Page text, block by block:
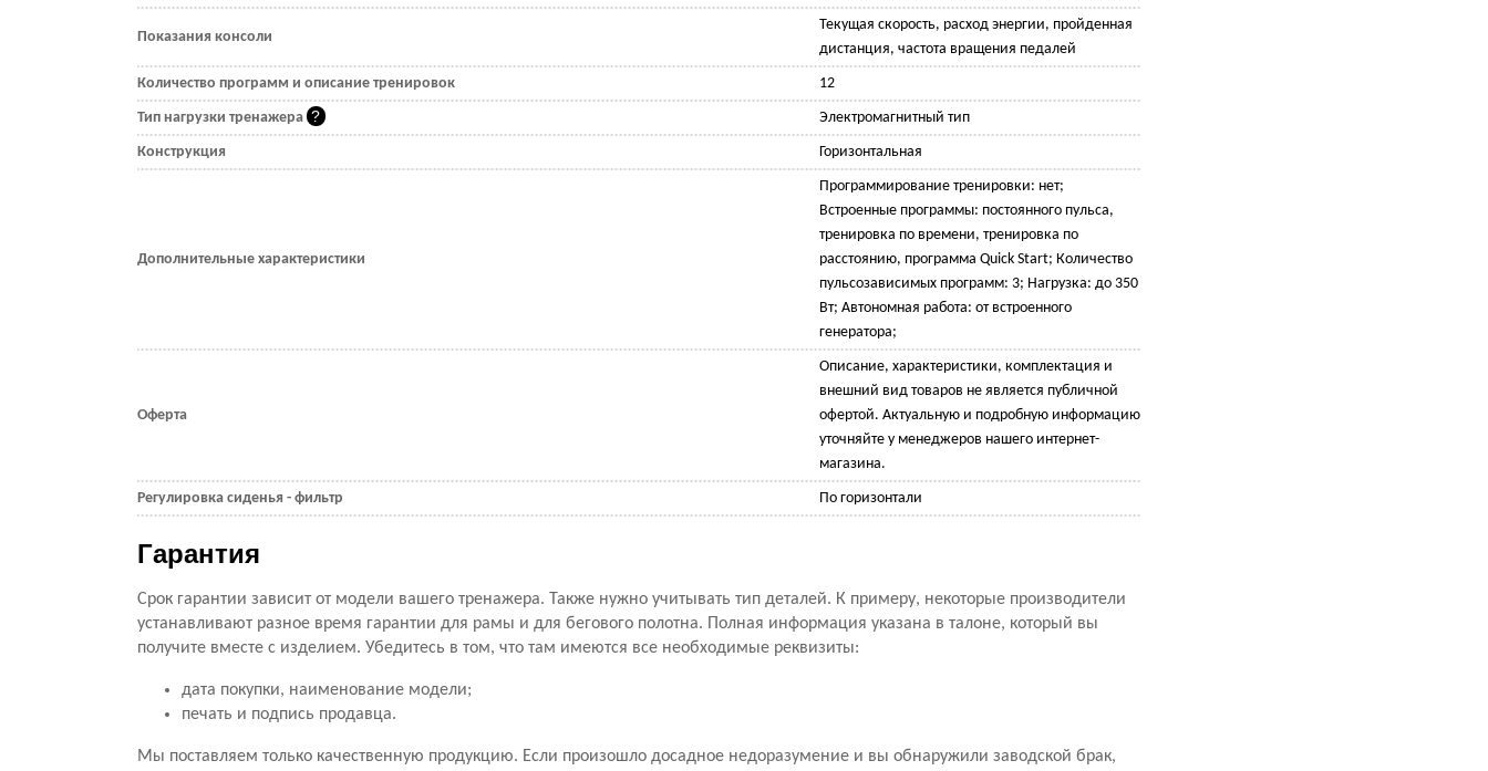
Показания консоли
Текущая скорость, расход энергии, пройденная
дистанция, частота вращения педалей
Количество программ и описание тренировок 12
Тип нагрузки тренажера Электромагнитный тип
Конструкция Горизонтальная
Дополнительные характеристики
Программирование тренировки: нет;
Встроенные программы: постоянного пульса,
тренировка по времени, тренировка по
расстоянию, программа Quick Start; Количество
пульсозависимых программ: 3; Нагрузка: до 350
Вт; Автономная работа: от встроенного
генератора;
Оферта
Описание, характеристики, комплектация и
внешний вид товаров не является публичной
офертой. Актуальную и подробную информацию
уточняйте у менеджеров нашего интернет-
магазина.
Регулировка сиденья - фильтр По горизонтали
Гарантия
Срок гарантии зависит от модели вашего тренажера. Также нужно учитывать тип деталей. К примеру, некоторые производители
устанавливают разное время гарантии для рамы и для бегового полотна. Полная информация указана в талоне, который вы
получите вместе с изделием. Убедитесь в том, что там имеются все необходимые реквизиты:
дата покупки, наименование модели;
печать и подпись продавца.
Мы поставляем только качественную продукцию. Если произошло досадное недоразумение и вы обнаружили заводской брак,